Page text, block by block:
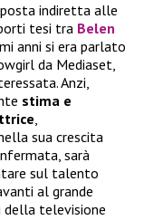
indiretta alle
tesi tra Belen
anni si era parlato
da Mediaset,
Anzi,
stima e
,
sua crescita
sarà
sul talento
al grande
della televisione